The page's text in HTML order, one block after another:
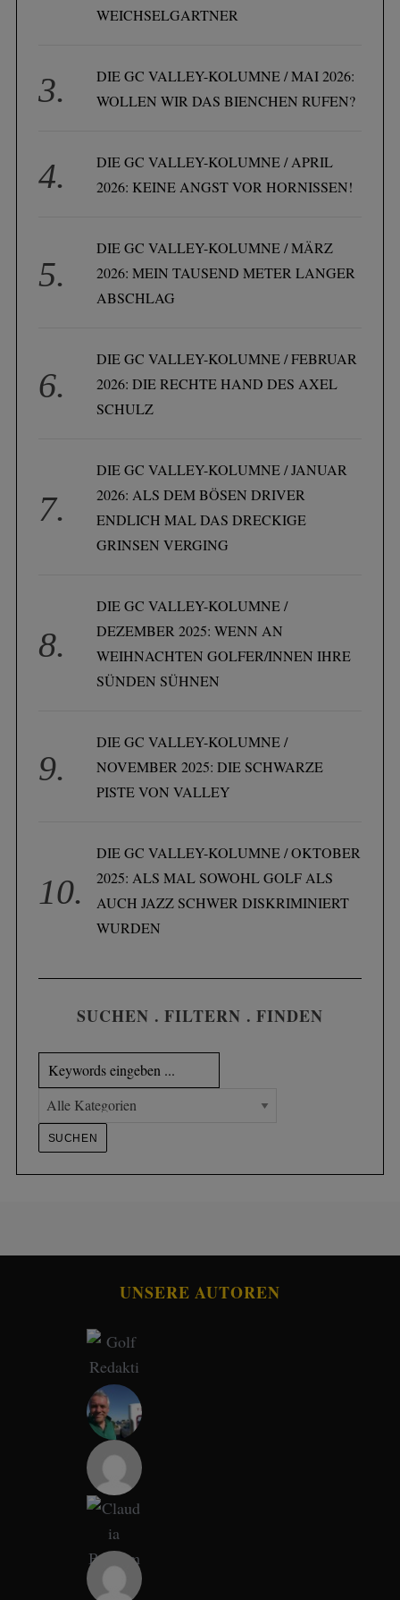
WEICHSELGARTNER
DIE GC VALLEY-KOLUMNE / MAI 2026:
WOLLEN WIR DAS BIENCHEN RUFEN?
DIE GC VALLEY-KOLUMNE / APRIL
2026: KEINE ANGST VOR HORNISSEN!
DIE GC VALLEY-KOLUMNE / MÄRZ
2026: MEIN TAUSEND METER LANGER
ABSCHLAG
DIE GC VALLEY-KOLUMNE / FEBRUAR
2026: DIE RECHTE HAND DES AXEL
SCHULZ
DIE GC VALLEY-KOLUMNE / JANUAR
2026: ALS DEM BÖSEN DRIVER
ENDLICH MAL DAS DRECKIGE
GRINSEN VERGING
DIE GC VALLEY-KOLUMNE /
DEZEMBER 2025: WENN AN
WEIHNACHTEN GOLFER/INNEN IHRE
SÜNDEN SÜHNEN
DIE GC VALLEY-KOLUMNE /
NOVEMBER 2025: DIE SCHWARZE
PISTE VON VALLEY
DIE GC VALLEY-KOLUMNE / OKTOBER
2025: ALS MAL SOWOHL GOLF ALS
AUCH JAZZ SCHWER DISKRIMINIERT
WURDEN
SUCHEN . FILTERN . FINDEN
UNSERE AUTOREN